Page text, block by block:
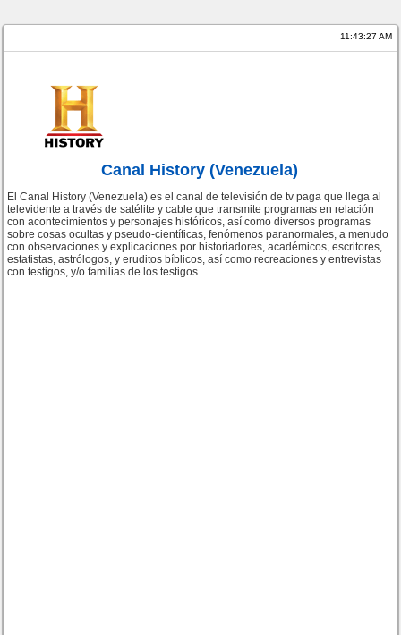
11:43:27 AM
Canal History (Venezuela)
El Canal History (Venezuela) es el canal de televisión de tv paga que llega al
televidente a través de satélite y cable que transmite programas en relación
con acontecimientos y personajes históricos, así como diversos programas
sobre cosas ocultas y pseudo-científicas, fenómenos paranormales, a menudo
con observaciones y explicaciones por historiadores, académicos, escritores,
estatistas, astrólogos, y eruditos bíblicos, así como recreaciones y entrevistas
con testigos, y/o familias de los testigos.